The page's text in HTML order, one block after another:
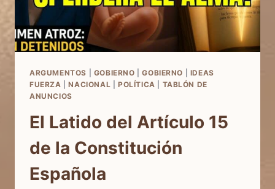
EL
DEBATE
HABLA
DE
ARGUMENTOS GOBIERNO |GOBIERNO
IDEAS
FUERZA
|NACIONAL POLÍTICA
TABLÓN DE
ANUNCIOS
El Latido del Artículo 15
de la Constitución
Española